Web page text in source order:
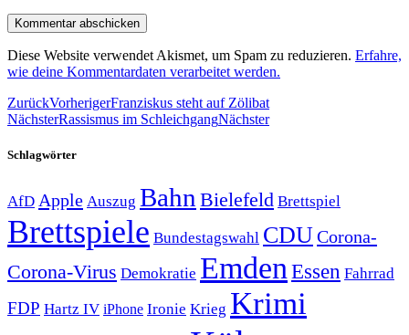
Diese Website verwendet Akismet, um Spam zu reduzieren. Erfahre,
wie deine Kommentardaten verarbeitet werden.
ZurückVorherigerFranziskus steht auf Zölibat
NächsterRassismus im SchleichgangNächster
Schlagwörter
AfD Apple Auszug Bahn Bielefeld Brettspiel
Brettspiele Bundestagswahl CDUCorona-
Corona-Virus Demokratie Emden Essen Fahrrad
FDP Hartz IV iPhone Ironie Krieg Krimi